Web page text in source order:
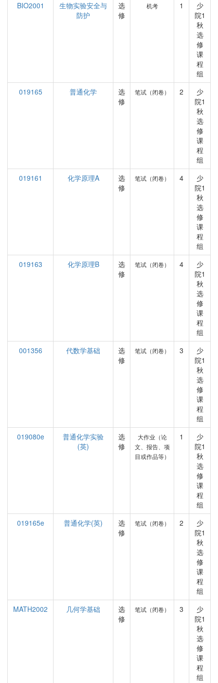
BIO2001
生物实验安全与
防护
选
修
机考 1
少
院1
秋
选
修
课
程
组
019165
普通化学
选
修
笔试（闭卷） 2
少
院1
秋
选
修
课
程
组
019161
化学原理A
选
修
笔试（闭卷） 4
少
院1
秋
选
修
课
程
组
019163
化学原理B
选
修
笔试（闭卷） 4
少
院1
秋
选
修
课
程
组
001356
代数学基础
选
修
笔试（闭卷） 3
少
院1
秋
选
修
课
程
组
019080e
普通化学实验
(英)
选
修
大作业（论
文、报告、项
目或作品等）
1
少
院1
秋
选
修
课
程
组
019165e
普通化学(英)
选
修
笔试（闭卷） 2
少
院1
秋
选
修
课
程
组
MATH2002
几何学基础
选
修
笔试（闭卷） 3
少
院1
秋
选
修
课
程
组